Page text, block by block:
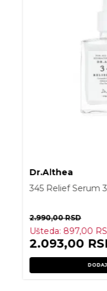
Dr.Althea
345 Relief Serum
2.990,00RSD
Ušteda: 897,00
2.093,00